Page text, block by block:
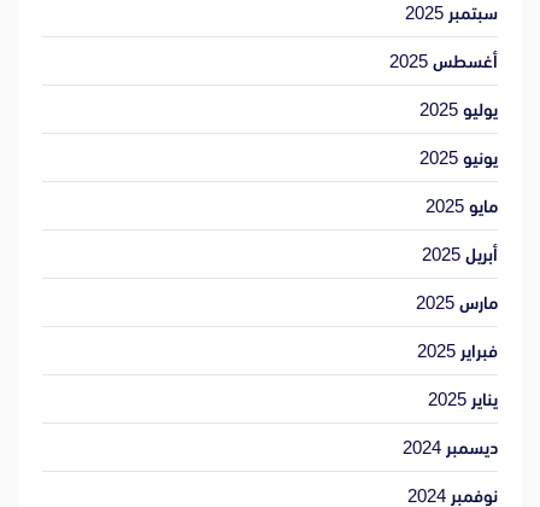
سبتمبر 2025
أغسطس 2025
يوليو 2025
يونيو 2025
مايو 2025
أبريل 2025
مارس 2025
فبراير 2025
يناير 2025
ديسمبر 2024
نوفمبر 2024